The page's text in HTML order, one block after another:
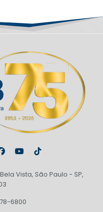
Vista, São Paulo - SP,
6800